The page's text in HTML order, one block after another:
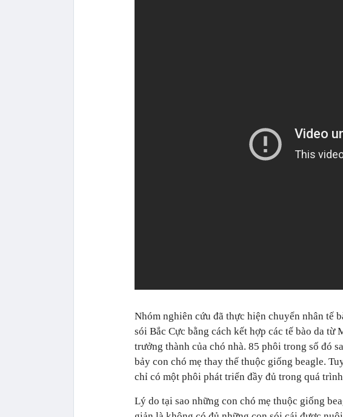
Nhóm nghiên cứu đã thực hiện chuyển nhân tế
sói Bắc Cực bằng cách kết hợp các tế bào da từ
trưởng thành của chó nhà. 85 phôi trong số đó
bảy con chó mẹ thay thế thuộc giống beagle.
chỉ có một phôi phát triển đầy đủ trong quá
Lý do tại sao những con chó mẹ thuộc giống